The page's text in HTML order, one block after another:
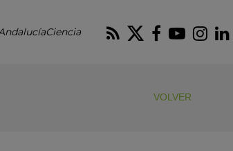
RSS Twitter
VOLVER